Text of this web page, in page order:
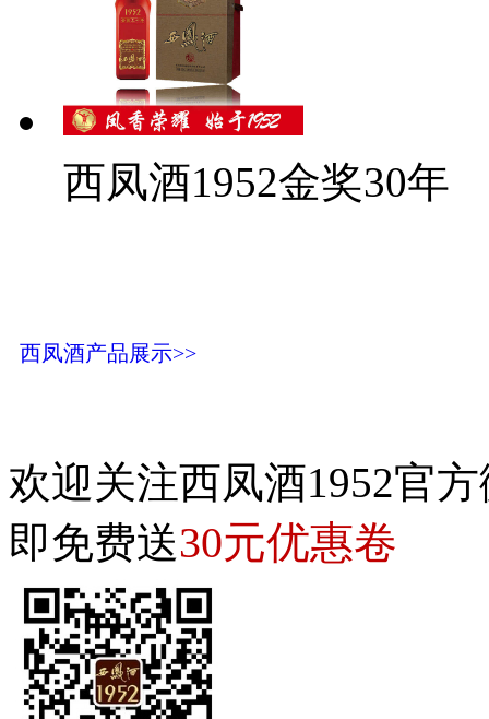
西凤酒1952金奖30年
西凤酒产品展示>>
欢迎关注西凤酒1952官
即免费送30元优惠卷